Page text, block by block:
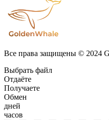
Все права защищены © 2024
Выбрать файл
Отдаёте
Получаете
Обмен
дней
часов